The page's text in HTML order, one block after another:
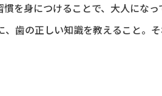
慣を身につけることで、大人にな
、歯の正しい知識を教えること。